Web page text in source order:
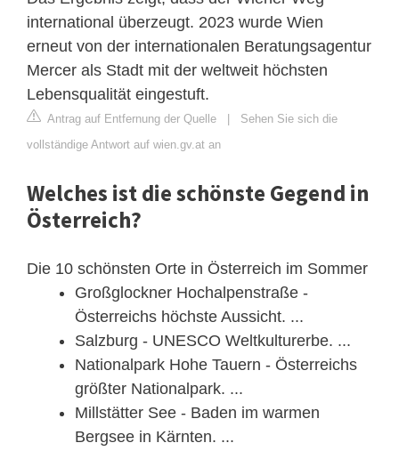
international überzeugt. 2023 wurde Wien
erneut von der internationalen Beratungsagentur
Mercer als Stadt mit der weltweit höchsten
Lebensqualität eingestuft.
Antrag auf Entfernung der Quelle
Sehen Sie sich die
vollständige Antwort auf wien.gv.at an
Welches ist die schönste Gegend in
Österreich?
Die 10 schönsten Orte in Österreich im Sommer
Großglockner Hochalpenstraße -
Österreichs höchste Aussicht. ...
Salzburg - UNESCO Weltkulturerbe. ...
Nationalpark Hohe Tauern - Österreichs
größter Nationalpark. ...
Millstätter See - Baden im warmen
Bergsee in Kärnten. ...